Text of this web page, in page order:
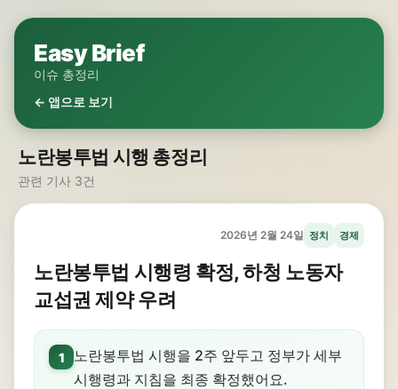
Easy Brief
이슈 총정리
← 앱으로 보기
노란봉투법 시행 총정리
관련 기사 3건
2026년 2월 24일 정치 경제
노란봉투법 시행령 확정, 하청 노동자
교섭권 제약 우려
1
노란봉투법 시행을 2주 앞두고 정부가 세부
시행령과 지침을 최종 확정했어요.